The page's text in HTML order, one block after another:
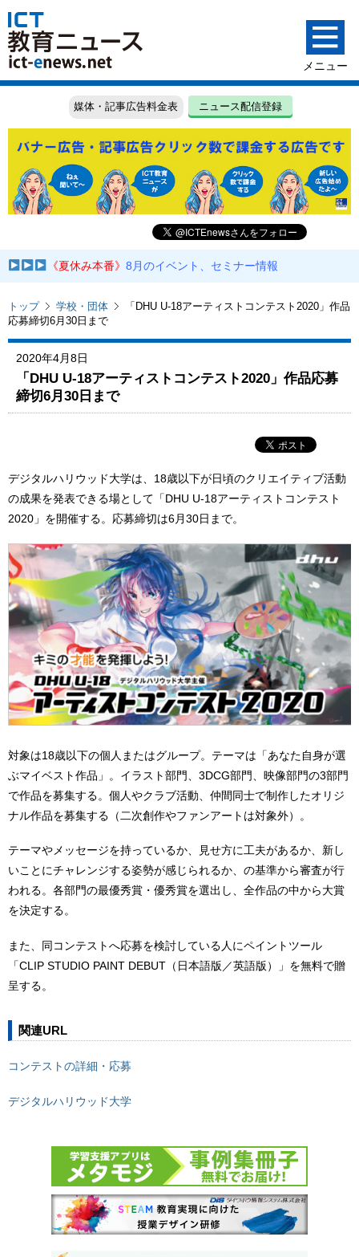
媒体・記事広告料金表 ニュース配信登録
《夏休み本番》8月のイベント、セミナー情報
トップ 学校・団体
「DHU U-18アーティストコンテスト2020」作品
応募締切6月30日まで
2020年4月8日
「DHU U-18アーティストコンテスト2020」作品応募
締切6月30日まで
デジタルハリウッド大学は、18歳以下が日頃のクリエイティブ活動
の成果を発表できる場として「DHU U-18アーティストコンテスト
2020」を開催する。応募締切は6月30日まで。
対象は18歳以下の個人またはグループ。テーマは「あなた自身が選
ぶマイベスト作品」。イラスト部門、3DCG部門、映像部門の3部門
で作品を募集する。個人やクラブ活動、仲間同士で制作したオリジ
ナル作品を募集する（二次創作やファンアートは対象外）。
テーマやメッセージを持っているか、見せ方に工夫があるか、新し
いことにチャレンジする姿勢が感じられるか、の基準から審査が行
われる。各部門の最優秀賞・優秀賞を選出し、全作品の中から大賞
を決定する。
また、同コンテストへ応募を検討している人にペイントツール
「CLIP STUDIO PAINT DEBUT（日本語版／英語版）」を無料で贈
呈する。
関連URL
コンテストの詳細・応募
デジタルハリウッド大学